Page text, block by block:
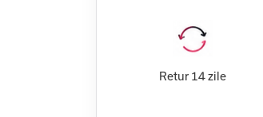
Retur 14 zile